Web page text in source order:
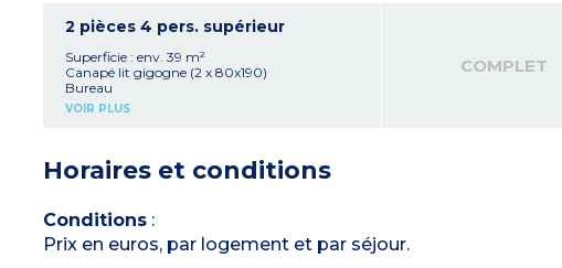
réfrigérateur, micro-ondes, mini lave-vaisselle,
bouilloire, lave-vaisselle)
Console repas
Salle de bain avec baignoire, sèche-cheveux,
sèche-serviettes
Coffre-fort
2 pièces 4 pers. supérieur
Superficie : env. 39 m²
Canapé lit gigogne (2 x 80x190)
Bureau
Grand lit (180x200)
Console repas
Salle de bain avec baignoire, sèche-cheveux,
Coffre-fort
VOIR PLUS
COMPLET
Horaires et conditions
Conditions:
Prix en euros, par logement et par séjour.